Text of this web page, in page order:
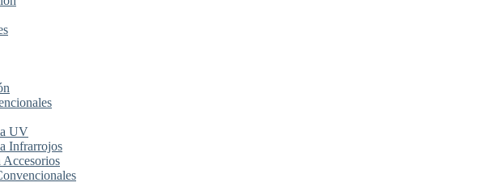
UV
Infrarrojos
Accesorios